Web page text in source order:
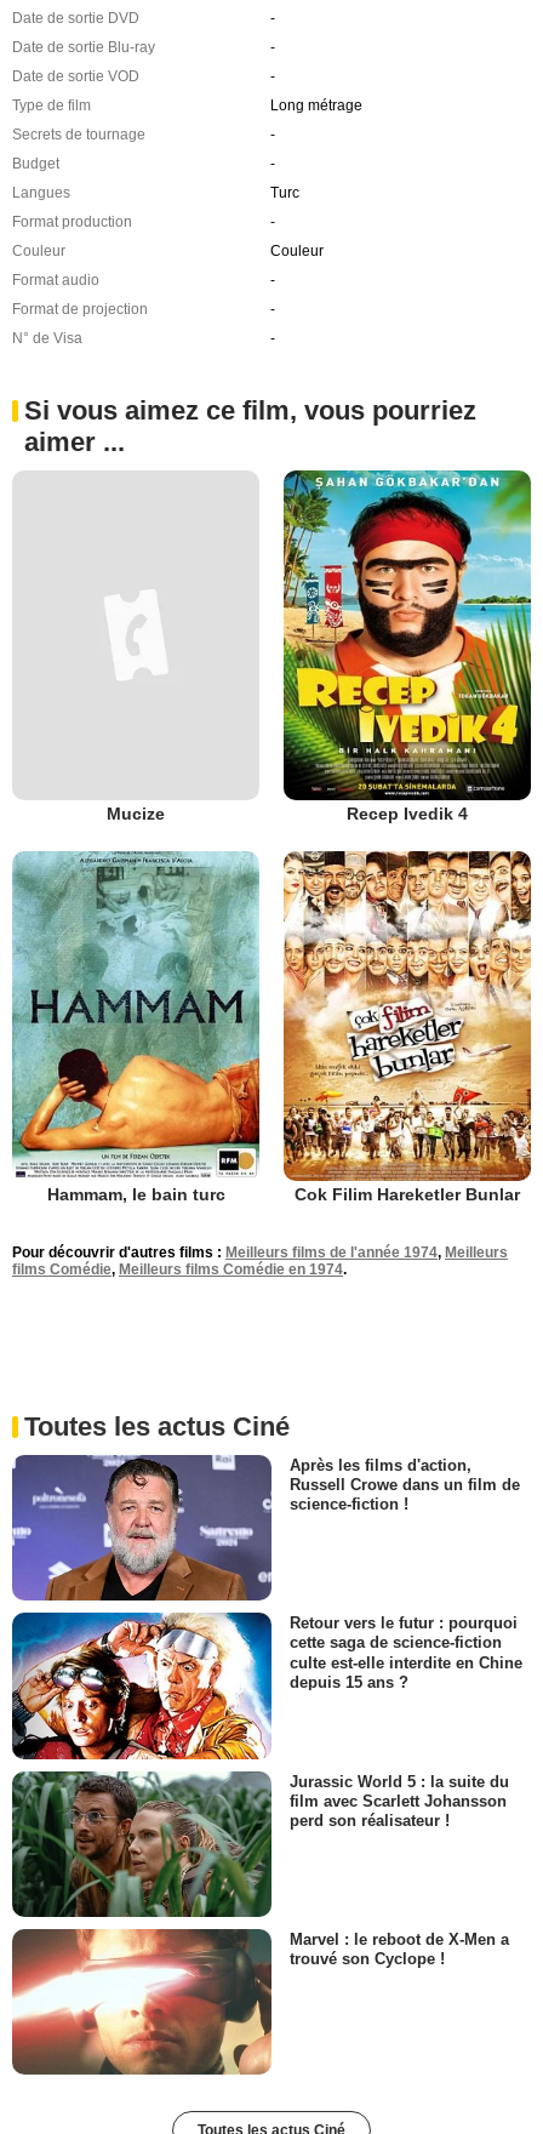
Date de sortie DVD
-
Date de sortie Blu-ray
-
Date de sortie VOD
-
Type de film
Long métrage
Secrets de tournage
-
Budget
-
Langues
Turc
Format production
-
Couleur
Couleur
Format audio
-
Format de projection
-
N° de Visa
-
Si vous aimez ce film, vous pourriez
aimer ...
Mucize Recep Ivedik 4
Hammam, le bain turc Cok Filim Hareketler Bunlar
Pour découvrir d'autres films : Meilleurs films de l'année 1974, Meilleurs
films Comédie, Meilleurs films Comédie en 1974.
Toutes les actus Ciné
Après les films d'action,
Russell Crowe dans un film de
science-fiction !
Retour vers le futur : pourquoi
cette saga de science-fiction
culte est-elle interdite en Chine
depuis 15 ans ?
Jurassic World 5 : la suite du
film avec Scarlett Johansson
perd son réalisateur !
Marvel : le reboot de X-Men a
trouvé son Cyclope !